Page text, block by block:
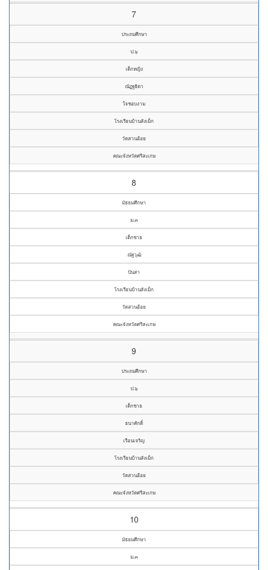
7
ประถมศึกษา
ป.๖
เด็กหญิง
ณัฏฐธิดา
ใจชอบงาม
โรงเรียนบ้านสังเม็ก
วัดสวนอ้อย
คณะจังหวัดศรีสะเกษ
8
มัธยมศึกษา
ม.๓
เด็กชาย
ณัฐวุฒิ
ปันสา
โรงเรียนบ้านสังเม็ก
วัดสวนอ้อย
คณะจังหวัดศรีสะเกษ
9
ประถมศึกษา
ป.๖
เด็กชาย
ธนาศักดิ์
เรือนเจริญ
โรงเรียนบ้านสังเม็ก
วัดสวนอ้อย
คณะจังหวัดศรีสะเกษ
10
มัธยมศึกษา
ม.๓